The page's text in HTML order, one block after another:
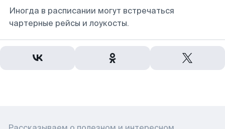
Иногда в расписании могут встречаться
чартерные рейсы и лоукосты.